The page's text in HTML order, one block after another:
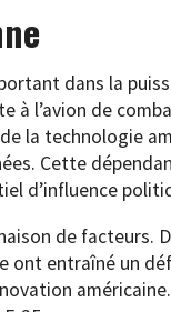
dans la
à l’avion de
la technologie
Cette
d’influence
de facteurs.
ont entraîné un